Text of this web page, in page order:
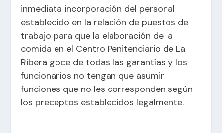
inmediata incorporación del personal
establecido en la relación de puestos de
trabajo para que la elaboración de la
comida en el Centro Penitenciario de La
Ribera goce de todas las garantías y los
funcionarios no tengan que asumir
funciones que no les corresponden según
los preceptos establecidos legalmente.